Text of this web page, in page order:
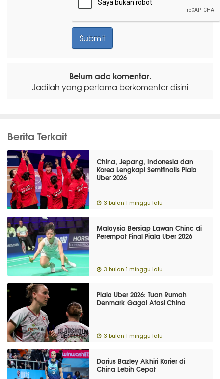
Belum ada komentar.
Jadilah yang pertama berkomentar disini
Berita Terkait
China, Jepang, Indonesia dan
Korea Lengkapi Semifinalis Piala
Uber 2026
3 bulan 1 minggu lalu
Malaysia Bersiap Lawan China di
Perempat Final Piala Uber 2026
3 bulan 1 minggu lalu
Piala Uber 2026: Tuan Rumah
Denmark Gagal Atasi China
3 bulan 1 minggu lalu
Darius Bazley Akhiri Karier di
China Lebih Cepat